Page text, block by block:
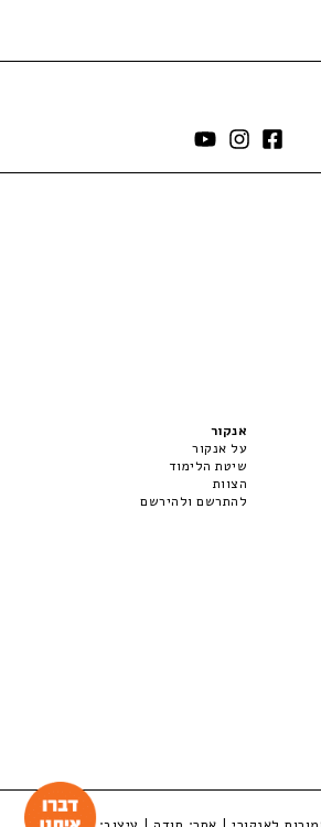
אנקור
על אנקור
שיטת הלימוד
הצוות
להתרשם ולהירשם